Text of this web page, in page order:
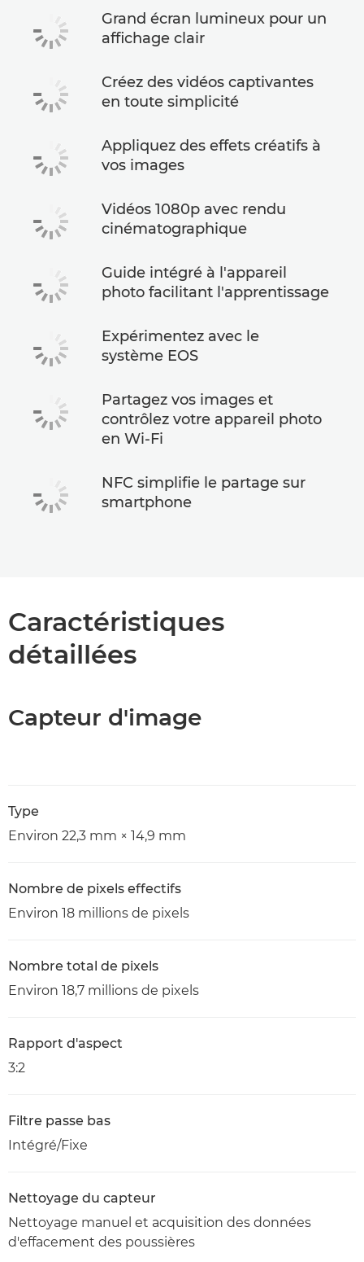
Grand écran lumineux pour un
affichage clair
Créez des vidéos captivantes
en toute simplicité
Appliquez des effets créatifs à
vos images
Vidéos 1080p avec rendu
cinématographique
Guide intégré à l'appareil
photo facilitant l'apprentissage
Expérimentez avec le
système EOS
Partagez vos images et
contrôlez votre appareil photo
en Wi-Fi
NFC simplifie le partage sur
smartphone
Caractéristiques
détaillées
Capteur d'image
Type
Environ 22,3 mm × 14,9 mm
Nombre de pixels effectifs
Environ 18 millions de pixels
Nombre total de pixels
Environ 18,7 millions de pixels
Rapport d'aspect
3:2
Filtre passe bas
Intégré/Fixe
Nettoyage du capteur
Nettoyage manuel et acquisition des données
d'effacement des poussières